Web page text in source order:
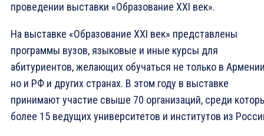
проведении выставки «Образование XXI век».
На выставке «Образование XXI век» представлены
программы вузов, языковые и иные курсы для
абитуриентов, желающих обучаться не только в
но и РФ и других странах. В этом году в выставке
принимают участие свыше 70 организаций, среди
более 15 ведущих университетов и институтов из